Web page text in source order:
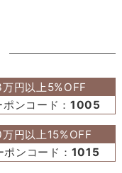
円以上5%OFF
ポンコード：1005
万円以上15%OFF
ポンコード： 1015